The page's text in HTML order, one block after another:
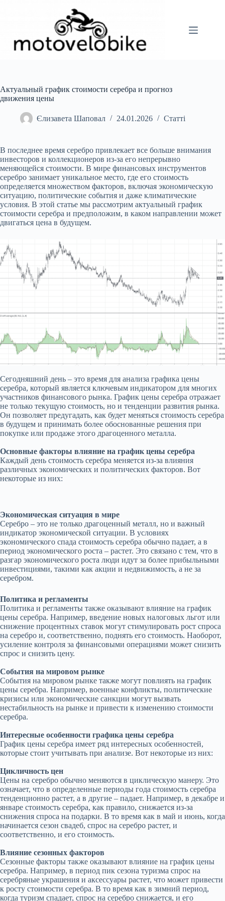
Актуальный график стоимости серебра и прогноз
движения цены
Єлизавета Шаповал 24.01.2026 Статті
В последнее время серебро привлекает все больше внимания
инвесторов и коллекционеров из-за его непрерывно
меняющейся стоимости. В мире финансовых инструментов
серебро занимает уникальное место, где его стоимость
определяется множеством факторов, включая экономическую
ситуацию, политические события и даже климатические
условия. В этой статье мы рассмотрим актуальный график
стоимости серебра и предположим, в каком направлении может
двигаться цена в будущем.
Сегодняшний день – это время для анализа графика цены
серебра, который является ключевым индикатором для многих
участников финансового рынка. График цены серебра отражает
не только текущую стоимость, но и тенденции развития рынка.
Он позволяет предугадать, как будет меняться стоимость серебра
в будущем и принимать более обоснованные решения при
покупке или продаже этого драгоценного металла.
Основные факторы влияние на график цены серебра
Каждый день стоимость серебра меняется из-за влияния
различных экономических и политических факторов. Вот
некоторые из них:
Экономическая ситуация в мире
Серебро – это не только драгоценный металл, но и важный
индикатор экономической ситуации. В условиях
экономического спада стоимость серебра обычно падает, а в
период экономического роста – растет. Это связано с тем, что в
разгар экономического роста люди идут за более прибыльными
инвестициями, такими как акции и недвижимость, а не за
серебром.
Политика и регламенты
Политика и регламенты также оказывают влияние на график
цены серебра. Например, введение новых налоговых льгот или
снижение процентных ставок могут стимулировать рост спроса
на серебро и, соответственно, поднять его стоимость. Наоборот,
усиление контроля за финансовыми операциями может снизить
спрос и снизить цену.
События на мировом рынке
События на мировом рынке также могут повлиять на график
цены серебра. Например, военные конфликты, политические
кризисы или экономические санкции могут вызвать
нестабильность на рынке и привести к изменению стоимости
серебра.
Интересные особенности графика цены серебра
График цены серебра имеет ряд интересных особенностей,
которые стоит учитывать при анализе. Вот некоторые из них:
Цикличность цен
Цены на серебро обычно меняются в циклическую манеру. Это
означает, что в определенные периоды года стоимость серебра
тенденционно растет, а в другие – падает. Например, в декабре и
январе стоимость серебра, как правило, снижается из-за
снижения спроса на подарки. В то время как в май и июнь, когда
начинается сезон свадеб, спрос на серебро растет, и
соответственно, и его стоимость.
Влияние сезонных факторов
Сезонные факторы также оказывают влияние на график цены
серебра. Например, в период пик сезона туризма спрос на
серебряные украшения и аксессуары растет, что может привести
к росту стоимости серебра. В то время как в зимний период,
когда туризм спадает, спрос на серебро снижается, и его